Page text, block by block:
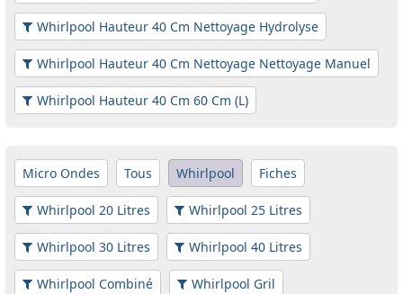
Whirlpool Hauteur 40 Cm Nettoyage Hydrolyse
Whirlpool Hauteur 40 Cm Nettoyage Nettoyage Manuel
Whirlpool Hauteur 40 Cm 60 Cm (L)
Micro Ondes Tous Whirlpool Fiches
Whirlpool 20 Litres Whirlpool 25 Litres
Whirlpool 30 Litres Whirlpool 40 Litres
Whirlpool Combiné Whirlpool Gril